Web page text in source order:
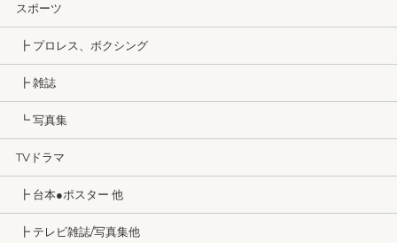
スポーツ
┣ プロレス、ボクシング
┣ 雑誌
┗ 写真集
TVドラマ
┣ 台本●ポスター 他
┣ テレビ雑誌/写真集他